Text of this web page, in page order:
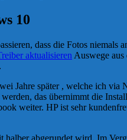
10
dass die Fotos
aktualisieren Auswege
Jahre später , welche ich
das übernimmt die
weiter. HP ist sehr
abgerundet wird. Im